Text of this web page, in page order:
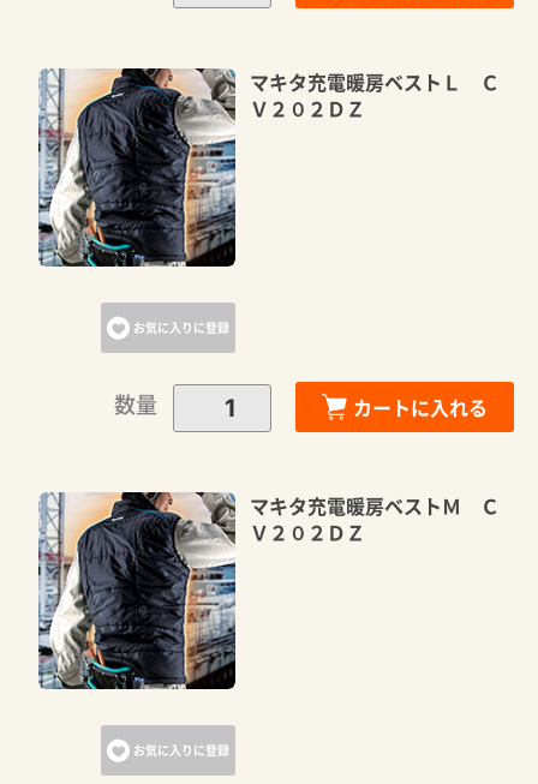
お気に入りに登録
マキタ充電暖房ベストＬ Ｃ
Ｖ２０２ＤＺ
数量 カートに入れる
お気に入りに登録
マキタ充電暖房ベストＭ Ｃ
Ｖ２０２ＤＺ